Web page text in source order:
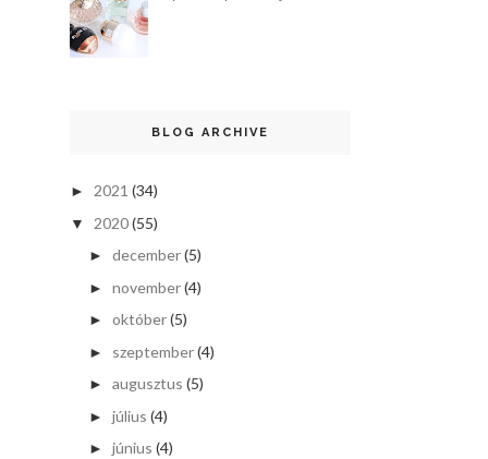
BLOG ARCHIVE
► 2021 (34)
▼ 2020(55)
► december(5)
► november(4)
► október(5)
► szeptember(4)
► augusztus (5)
► július (4)
► június (4)